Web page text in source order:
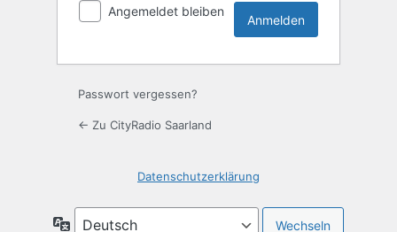
Angemeldet bleiben
Passwort vergessen?
← Zu CityRadio Saarland
Datenschutzerklärung
Sprache